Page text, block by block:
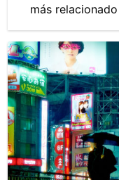
más